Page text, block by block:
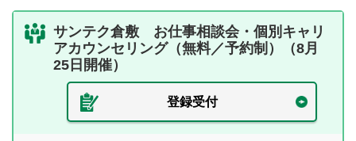
サンテク倉敷 お仕事相談会・個別キャリ
アカウンセリング（無料／予約制）（8月
25日開催）
登録受付